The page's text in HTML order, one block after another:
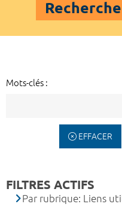
Mots-clés :
EFFACER
FILTRES ACTIFS
Par rubrique: Liens